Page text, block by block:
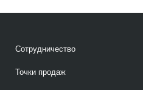
Сотрудничество
Точки продаж